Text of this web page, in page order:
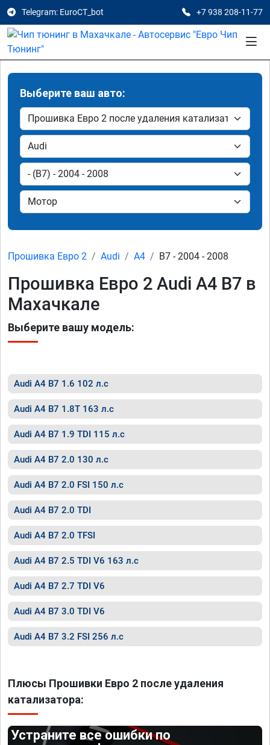
Telegram: EuroCT_bot +7 938 208-11-77
Выберите ваш авто:
Прошивка Евро 2 Audi A4 B7 - 2004 - 2008
Прошивка Евро 2 Audi A4 B7 в
Махачкале
Выберите вашу модель:
Audi A4 B7 1.6 102 л.с
Audi A4 B7 1.8T 163 л.с
Audi A4 B7 1.9 TDI 115 л.с
Audi A4 B7 2.0 130 л.с
Audi A4 B7 2.0 FSI 150 л.с
Audi A4 B7 2.0 TDI
Audi A4 B7 2.0 TFSI
Audi A4 B7 2.5 TDI V6 163 л.с
Audi A4 B7 2.7 TDI V6
Audi A4 B7 3.0 TDI V6
Audi A4 B7 3.2 FSI 256 л.с
Плюсы Прошивки Евро 2 после удаления
катализатора:
Устраните все ошибки по